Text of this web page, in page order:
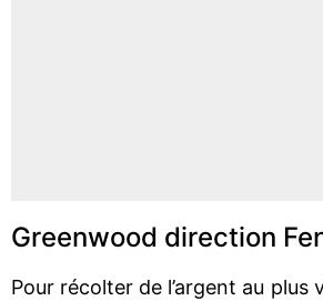
Greenwood direction
Pour récolter de l’argent au plus